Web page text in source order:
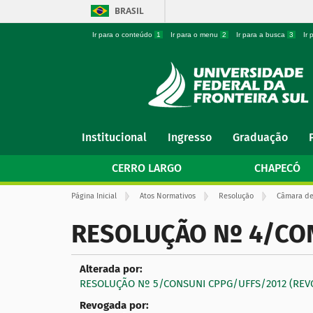
BRASIL
Ir para o conteúdo 1 Ir para o menu 2 Ir para a busca 3 Ir
v
g
Institucional Ingresso Graduação
CERRO LARGO CHAPECÓ
V
ê
t
Página Inicial Atos Normativos Resolução Câmara
RESOLUÇÃO Nº 4/
Alterada por:
RESOLUÇÃO Nº 5/CONSUNI CPPG/UFFS/2012
Revogada por: